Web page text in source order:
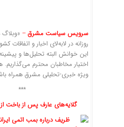
سرویس سیاست مشرق–
روزانه در لابه‌لای اخبار و اتفاقات
این خوانش البته تحلیل‌ها و
اختیار مخاطبان محترم می‌گذاریم.
ویژه خبری-تحلیلی مشرق همراه
***
گلایه‌های عارف پس از باخت